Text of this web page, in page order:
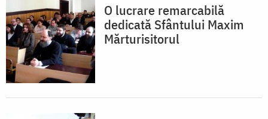
O lucrare remarcabilă
dedicată Sfântului Maxim
Mărturisitorul